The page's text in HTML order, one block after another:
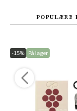
POPULÆRE
-15% På lager